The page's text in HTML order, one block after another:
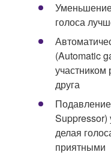
голоса
(Automatic
друга
Suppressor)
делая
приятными